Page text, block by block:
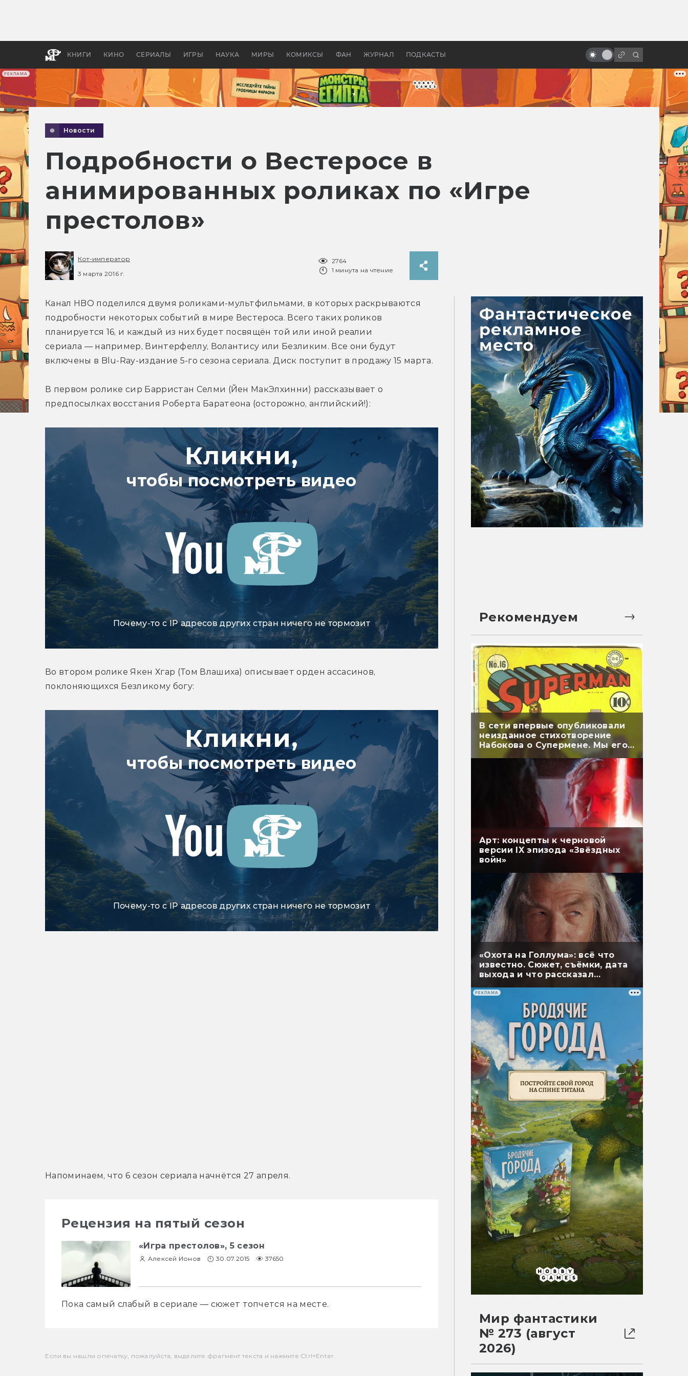
РЕКЛАМА
КНИГИ КИНО СЕРИАЛЫ ИГРЫ НАУКА МИРЫ КОМИКСЫ ФАН ЖУРНАЛ ПОДКАСТЫ
апокалипсис, в России —
бы «Властелина колец»
компания
Новости
Подробности о Вестеросе в
анимированных роликах по «Игре
престолов»
Кот-император
3 марта 2016 г.
2764
1 минута на чтение
Канал HBO поделился двумя роликами-мультфильмами, в которых раскрываются
подробности некоторых событий в мире Вестероса. Всего таких роликов
планируется 16, и каждый из них будет посвящён той или иной реалии
сериала — например, Винтерфеллу, Волантису или Безликим. Все они будут
включены в Blu-Ray-издание 5-го сезона сериала. Диск поступит в продажу 15 марта.
В первом ролике сир Барристан Селми (Йен МакЭлхинни) рассказывает о
предпосылках восстания Роберта Баратеона (осторожно, английский!):
Кликни,
чтобы посмотреть видео
Почему-то с IP адресов других стран ничего не тормозит
Во втором ролике Якен Хгар (Том Влашиха) описывает орден ассасинов,
поклоняющихся Безликому богу:
Кликни,
чтобы посмотреть видео
Почему-то с IP адресов других стран ничего не тормозит
Напоминаем, что 6 сезон сериала начнётся 27 апреля.
Рецензия на пятый сезон
«Игра престолов», 5 сезон
Алексей Ионов 30.07.2015 37650
Пока самый слабый в сериале — сюжет топчется на месте.
Если вы нашли опечатку, пожалуйста, выделите фрагмент текста и нажмите Ctrl+Enter.
Рекомендуем
В сети впервые опубликовали
неизданное стихотворение
Набокова о Супермене. Мы его
перевели
Арт: концепты к черновой
версии IX эпизода «Звёздных
войн»
«Охота на Голлума»: всё что
известно. Сюжет, съёмки, дата
выхода и что рассказал
РЕКЛАМА
Мир фантастики
№ 273 (август
2026)